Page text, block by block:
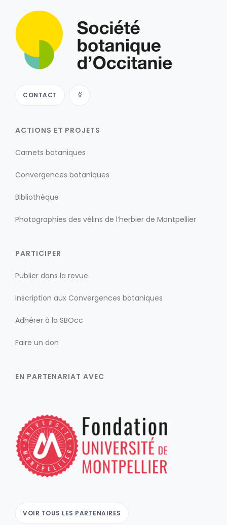
CONTACT
ACTIONS ET PROJETS
Carnets botaniques
Convergences botaniques
Bibliothèque
Photographies des vélins de l’herbier de Montpellier
PARTICIPER
Publier dans la revue
Inscription aux Convergences botaniques
Adhérer à la SBOcc
Faire un don
EN PARTENARIAT AVEC
VOIR TOUS LES PARTENAIRES